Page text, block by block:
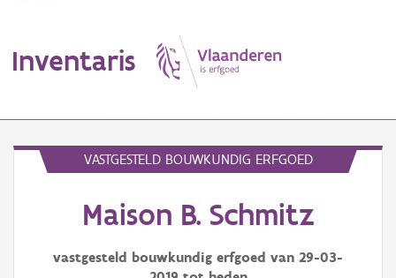
Inventaris
Aanduidingsobject
VASTGESTELD BOUWKUNDIG ERFGOED
Maison B. Schmitz
vastgesteld bouwkundig erfgoed van 29-03-